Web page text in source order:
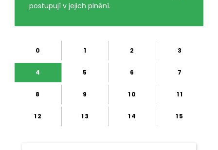
postupují v jejich plnění.
0 1 2 3
4 5 6 7
8 9 10 11
12 13 14 15